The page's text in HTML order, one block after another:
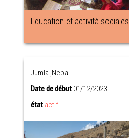
Education et actività sociales
Jumla ,Nepal
Date de début 01/12/2023
état actif